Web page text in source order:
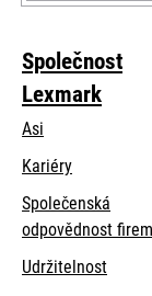
Společnost
Lexmark
Asi
Kariéry
Společenská
odpovědnost firem
Udržitelnost